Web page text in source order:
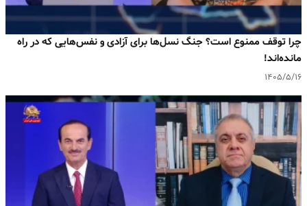
چرا توقف ممنوع است؟ جنگ نسل‌ها برای آزادی و نفس‌هایی که در راه
مانده‌اند!
۱۴۰۵/۵/۱۶